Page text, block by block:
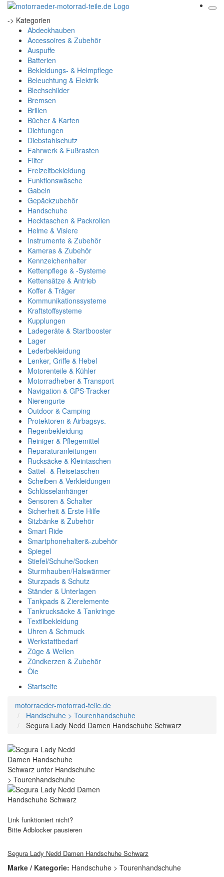
-> Kategorien
Abdeckhauben
Accessoires & Zubehör
Auspuffe
Batterien
Bekleidungs- & Helmpflege
Beleuchtung & Elektrik
Blechschilder
Bremsen
Brillen
Bücher & Karten
Dichtungen
Diebstahlschutz
Fahrwerk & Fußrasten
Filter
Freizeitbekleidung
Funktionswäsche
Gabeln
Gepäckzubehör
Handschuhe
Hecktaschen & Packrollen
Helme & Visiere
Instrumente & Zubehör
Kameras & Zubehör
Kennzeichenhalter
Kettenpflege & -Systeme
Kettensätze & Antrieb
Koffer & Träger
Kommunikationssysteme
Kraftstoffsysteme
Kupplungen
Ladegeräte & Startbooster
Lager
Lederbekleidung
Lenker, Griffe & Hebel
Motorenteile & Kühler
Motorradheber & Transport
Navigation & GPS-Tracker
Nierengurte
Outdoor & Camping
Protektoren & Airbagsys.
Regenbekleidung
Reiniger & Pflegemittel
Reparaturanleitungen
Rucksäcke & Kleintaschen
Sattel- & Reisetaschen
Scheiben & Verkleidungen
Schlüsselanhänger
Sensoren & Schalter
Sicherheit & Erste Hilfe
Sitzbänke & Zubehör
Smart Ride
Smartphonehalter&-zubehör
Spiegel
Stiefel/Schuhe/Socken
Sturmhauben/Halswärmer
Sturzpads & Schutz
Ständer & Unterlagen
Tankpads & Zierelemente
Tankrucksäcke & Tankringe
Textilbekleidung
Uhren & Schmuck
Werkstattbedarf
Züge & Wellen
Zündkerzen & Zubehör
Öle
Startseite
motorraeder-motorrad-teile.de
Handschuhe > Tourenhandschuhe
Segura Lady Nedd Damen Handschuhe Schwarz
Link funktioniert nicht?
Bitte Adblocker pausieren
Segura Lady Nedd Damen Handschuhe Schwarz
Marke / Kategorie: Handschuhe > Tourenhandschuhe